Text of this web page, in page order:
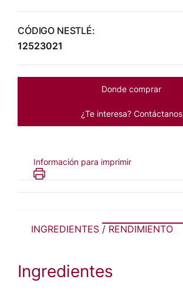
CÓDIGO NESTLÉ:
12523021
Donde comprar
¿Te interesa? Contáctanos
Información para imprimir
INGREDIENTES / RENDIMIENTO
Ingredientes